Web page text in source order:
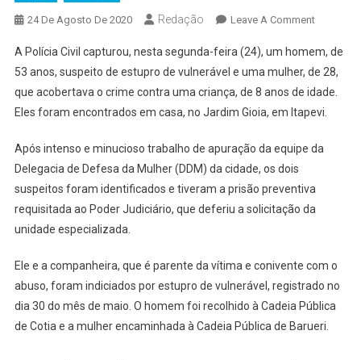
24 De Agosto De 2020 Redação Leave A CommentOn
Prende
Casal
Suspeito
De
Criança
8
Anos
A Polícia Civil capturou, nesta segunda-feira (24), um homem, de
53 anos, suspeito de estupro de vulnerável e uma mulher, de 28,
que acobertava o crime contra uma criança, de 8 anos de idade.
Eles foram encontrados em casa, no Jardim Gioia, em Itapevi.
Após intenso e minucioso trabalho de apuração da equipe da
Delegacia de Defesa da Mulher (DDM) da cidade, os dois
suspeitos foram identificados e tiveram a prisão preventiva
requisitada ao Poder Judiciário, que deferiu a solicitação da
unidade especializada.
Ele e a companheira, que é parente da vítima e conivente com o
abuso, foram indiciados por estupro de vulnerável, registrado no
dia 30 do mês de maio. O homem foi recolhido à Cadeia Pública
de Cotia e a mulher encaminhada à Cadeia Pública de Barueri.